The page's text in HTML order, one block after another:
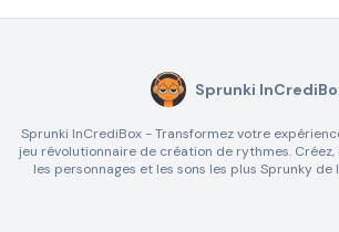
Sprunki
Sprunki InCrediBox - Transformez votre
jeu révolutionnaire de création de rythmes. Créez,
les personnages et les sons les plus Sprunky de